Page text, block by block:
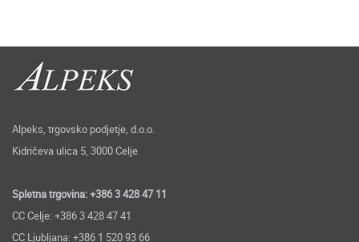
Alpeks, trgovsko podjetje, d.o.o.
Kidričeva ulica 5, 3000 Celje
Spletna trgovina: +386 3 428 47 11
CC Celje: +386 3 428 47 41
CC Ljubljana: +386 1 520 93 66